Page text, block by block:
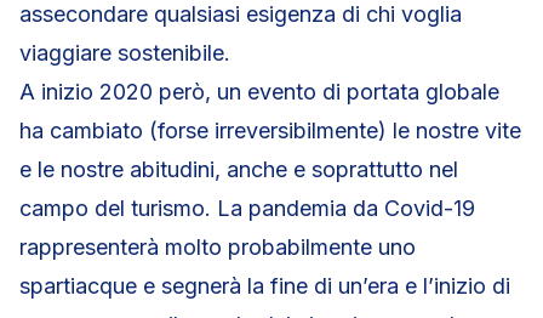
assecondare qualsiasi esigenza di chi voglia
viaggiare sostenibile.
A inizio 2020 però, un evento di portata globale
ha cambiato (forse irreversibilmente) le nostre vite
e le nostre abitudini, anche e soprattutto nel
campo del turismo. La pandemia da Covid-19
rappresenterà molto probabilmente uno
spartiacque e segnerà la fine di un’era e l’inizio di